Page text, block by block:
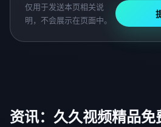
仅用于发送本页相关说
明，不会展示在页面中。
资讯：久久视频精品